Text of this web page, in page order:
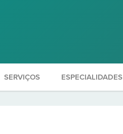
SERVIÇOS ESPECIALIDADES